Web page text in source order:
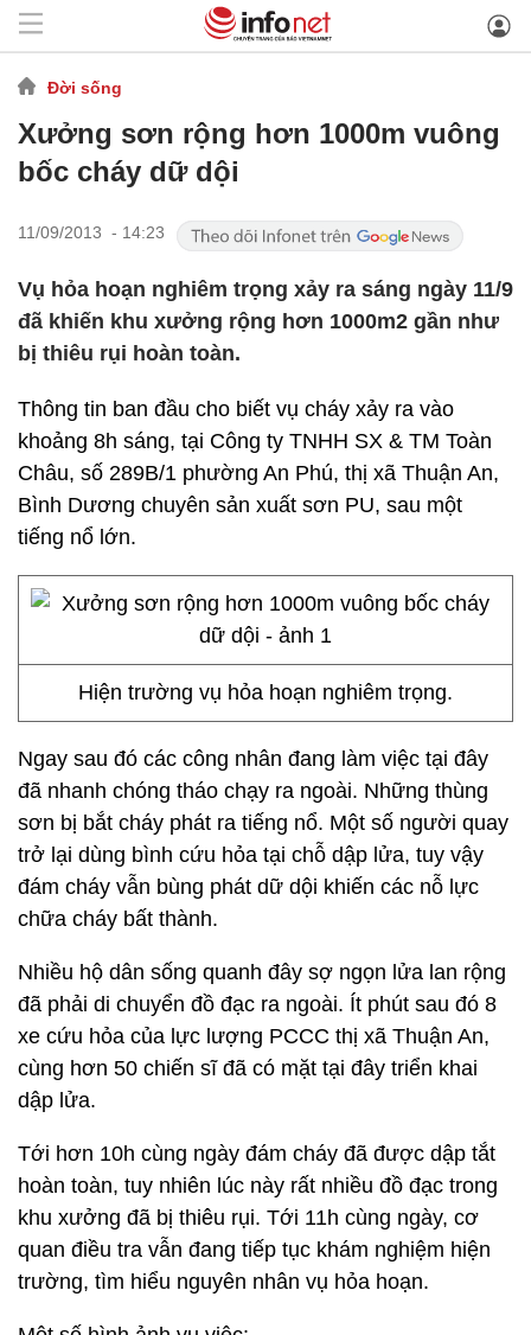
Đời sống
Xưởng sơn rộng hơn 1000m vuông
bốc cháy dữ dội
11/09/2013 - 14:23
Vụ hỏa hoạn nghiêm trọng xảy ra sáng ngày 11/9
đã khiến khu xưởng rộng hơn 1000m2 gần như
bị thiêu rụi hoàn toàn.
Thông tin ban đầu cho biết vụ cháy xảy ra vào
khoảng 8h sáng, tại Công ty TNHH SX & TM Toàn
Châu, số 289B/1 phường An Phú, thị xã Thuận An,
Bình Dương chuyên sản xuất sơn PU, sau một
tiếng nổ lớn.
Hiện trường vụ hỏa hoạn nghiêm trọng.
Ngay sau đó các công nhân đang làm việc tại đây
đã nhanh chóng tháo chạy ra ngoài. Những thùng
sơn bị bắt cháy phát ra tiếng nổ. Một số người quay
trở lại dùng bình cứu hỏa tại chỗ dập lửa, tuy vậy
đám cháy vẫn bùng phát dữ dội khiến các nỗ lực
chữa cháy bất thành.
Nhiều hộ dân sống quanh đây sợ ngọn lửa lan rộng
đã phải di chuyển đồ đạc ra ngoài. Ít phút sau đó 8
xe cứu hỏa của lực lượng PCCC thị xã Thuận An,
cùng hơn 50 chiến sĩ đã có mặt tại đây triển khai
dập lửa.
Tới hơn 10h cùng ngày đám cháy đã được dập tắt
hoàn toàn, tuy nhiên lúc này rất nhiều đồ đạc trong
khu xưởng đã bị thiêu rụi. Tới 11h cùng ngày, cơ
quan điều tra vẫn đang tiếp tục khám nghiệm hiện
trường, tìm hiểu nguyên nhân vụ hỏa hoạn.